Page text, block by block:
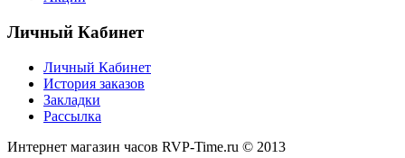
Личный Кабинет
Личный Кабинет
История заказов
Закладки
Рассылка
Интернет магазин часов RVP-Time.ru © 2013